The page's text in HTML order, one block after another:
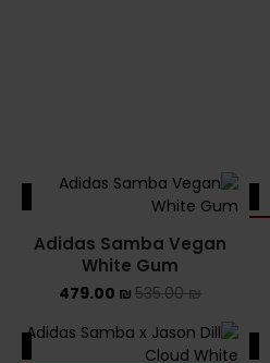
Adidas Samba Vegan
White Gum
535.00₪
479.00 ₪
SALE